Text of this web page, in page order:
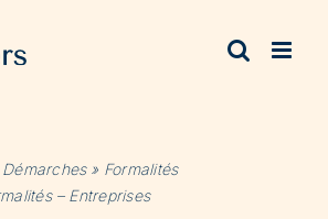
Démarches» Formalités
– Entreprises